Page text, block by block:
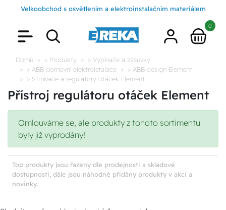
Velkoobchod s osvětlením a elektroinstalačním materiálem
0
Domů > Produkty
> Vypínače a zásuvky
> ABB domovní elektroistalace
> ABB design Element
> Stmívače a regulátory otáček Element
Přístroj regulátoru otáček Element
Omlouváme se, ale produkty z tohoto sortimentu
byly již vyprodány!
Top produkty jsou řazeny dle prodejnosti a skladové
dostupnosti, dále jsou náhodně přidány produkty v akci a
novinky.